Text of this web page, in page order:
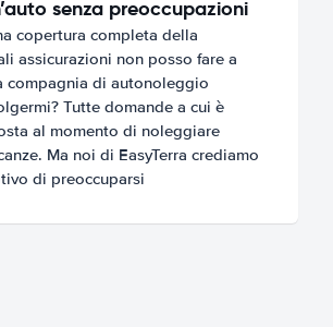
senza preoccupazioni
copertura completa della
assicurazioni non posso fare a
compagnia di autonoleggio
Tutte domande a cui è
al momento di noleggiare
Ma noi di EasyTerra crediamo
di preoccuparsi